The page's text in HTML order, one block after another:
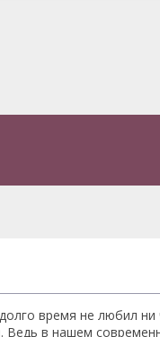
время не любил ни
Ведь в нашем